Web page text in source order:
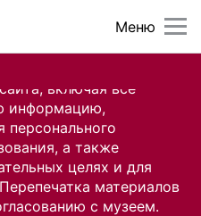
включая все
информацию,
персонального
а также
целях и для
материалов
с музеем.
Меню